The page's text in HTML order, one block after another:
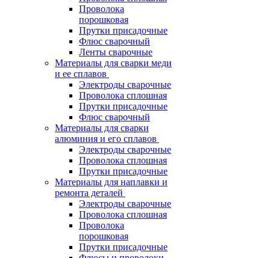
Проволока
порошковая
Прутки присадочные
Флюс сварочный
Ленты сварочные
Материалы для сварки меди
и ее сплавов
Электроды сварочные
Проволока сплошная
Прутки присадочные
Флюс сварочный
Материалы для сварки
алюминия и его сплавов
Электроды сварочные
Проволока сплошная
Прутки присадочные
Материалы для наплавки и
ремонта деталей
Электроды сварочные
Проволока сплошная
Проволока
порошковая
Прутки присадочные